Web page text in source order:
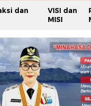
dan
VISI dan
MISI